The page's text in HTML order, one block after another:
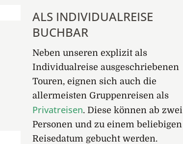
ALS INDIVIDUALREISE
BUCHBAR
Neben unseren explizit als
Individualreise ausgeschriebenen
Touren, eignen sich auch die
allermeisten Gruppenreisen als
Privatreisen. Diese können ab zwei
Personen und zu einem beliebigen
Reisedatum gebucht werden.